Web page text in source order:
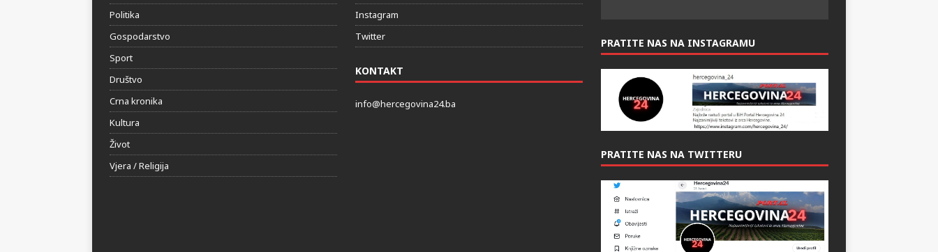
Politika
Gospodarstvo
Sport
Društvo
Crna kronika
Kultura
Život
Vjera / Religija
Instagram
Twitter
KONTAKT
info@hercegovina24.ba
PRATITE NAS NA INSTAGRAMU
PRATITE NAS NA TWITTERU